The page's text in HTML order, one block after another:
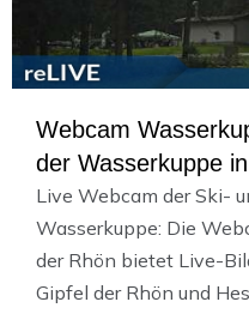
Webcam
der Wasserkuppe
Live Webcam der Ski-
Wasserkuppe: Die
der Rhön bietet Live-
Gipfel der Rhön und